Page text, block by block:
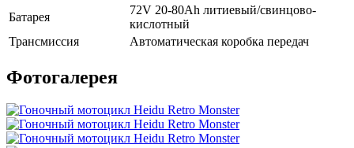
Батарея
72V 20-80Ah литиевый/свинцово-
кислотный
Трансмиссия
Автоматическая коробка передач
Фотогалерея